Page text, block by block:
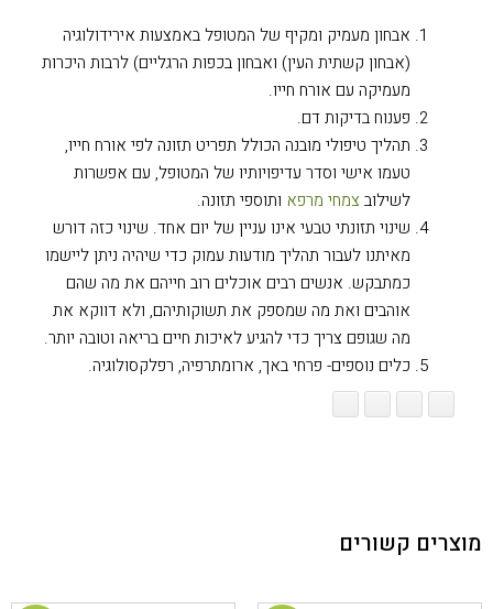
אבחון מעמיק ומקיף של המטופל באמצעות אירידולוגיה
(אבחון קשתית העין) ואבחון בכפות הרגליים) לרבות היכרות
מעמיקה עם אורח חייו.
פענוח בדיקות דם.
תהליך טיפולי מובנה הכולל תפריט תזונה לפי אורח חייו,
טעמו אישי וסדר עדיפויותיו של המטופל, עם אפשרות
לשילוב צמחי מרפא ותוספי תזונה.
שינוי תזונתי טבעי אינו עניין של יום אחד. שינוי כזה דורש
מאיתנו לעבור תהליך מודעות עמוק כדי שיהיה ניתן ליישמו
כמתבקש. אנשים רבים אוכלים רוב חייהם את מה שהם
אוהבים ואת מה שמספק את תשוקותיהם, ולא דווקא את
מה שגופם צריך כדי להגיע לאיכות חיים בריאה וטובה יותר.
כלים נוספים- פרחי באך, ארומתרפיה, רפלקסולוגיה.
מוצרים קשורים